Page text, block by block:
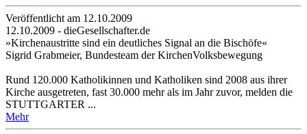
Veröffentlicht am 12­.10.2009
12.10.2009 - dieGesellschafter.de
»Kirchenaustritte sind ein deutliches Signal an die Bischöfe«
Sigrid Grabmeier, Bundesteam der KirchenVolksbewegung
Rund 120.000 Katholikinnen und Katholiken sind 2008 aus ihrer
Kirche ausgetreten, fast 30.000 mehr als im Jahr zuvor, melden die
STUTTGARTER ...
Mehr